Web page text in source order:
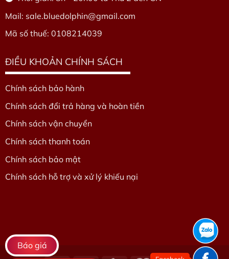
Mail: sale.bluedolphin@gmail.com
Mã số thuế: 0108214039
ĐIỀU KHOẢN CHÍNH SÁCH
Chính sách bảo hành
Chính sách đổi trả hàng và hoàn tiền
Chính sách vận chuyển
Chính sách thanh toán
Chính sách bảo mật
Chính sách hỗ trợ và xử lý khiếu nại
Báo giá